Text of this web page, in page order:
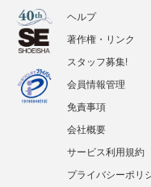
ヘルプ
著作権・リンク
スタッフ募集!
会員情報管理
免責事項
会社概要
サービス利用規約
プライバシーポリ